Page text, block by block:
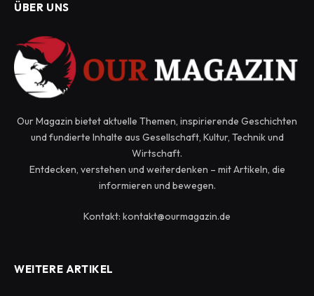
ÜBER UNS
Our Magazin bietet aktuelle Themen, inspirierende Geschichten
und fundierte Inhalte aus Gesellschaft, Kultur, Technik und
Wirtschaft.
Entdecken, verstehen und weiterdenken – mit Artikeln, die
informieren und bewegen.
Kontakt: kontakt@ourmagazin.de
WEITERE ARTIKEL